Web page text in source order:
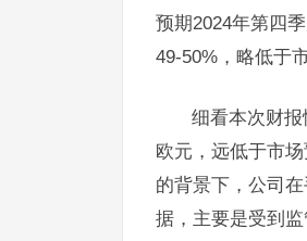
预期2024年第四
49-50%，略低于
细看本次财
欧元，远低于市
的背景下，公司
据，主要是受到